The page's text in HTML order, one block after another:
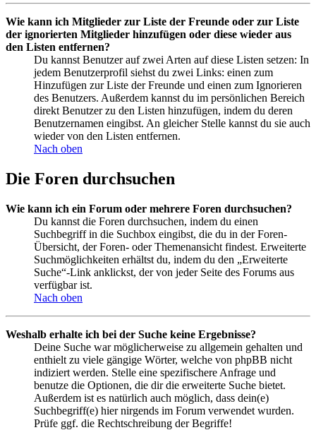
Wie kann ich Mitglieder zur Liste der Freunde oder zur Liste
der ignorierten Mitglieder hinzufügen oder diese wieder aus
den Listen entfernen?
Du kannst Benutzer auf zwei Arten auf diese Listen setzen: In
jedem Benutzerprofil siehst du zwei Links: einen zum
Hinzufügen zur Liste der Freunde und einen zum Ignorieren
des Benutzers. Außerdem kannst du im persönlichen Bereich
direkt Benutzer zu den Listen hinzufügen, indem du deren
Benutzernamen eingibst. An gleicher Stelle kannst du sie auch
wieder von den Listen entfernen.
Nach oben
Die Foren durchsuchen
Wie kann ich ein Forum oder mehrere Foren durchsuchen?
Du kannst die Foren durchsuchen, indem du einen
Suchbegriff in die Suchbox eingibst, die du in der Foren-
Übersicht, der Foren- oder Themenansicht findest. Erweiterte
Suchmöglichkeiten erhältst du, indem du den „Erweiterte
Suche“-Link anklickst, der von jeder Seite des Forums aus
verfügbar ist.
Nach oben
Weshalb erhalte ich bei der Suche keine Ergebnisse?
Deine Suche war möglicherweise zu allgemein gehalten und
enthielt zu viele gängige Wörter, welche von phpBB nicht
indiziert werden. Stelle eine spezifischere Anfrage und
benutze die Optionen, die dir die erweiterte Suche bietet.
Außerdem ist es natürlich auch möglich, dass dein(e)
Suchbegriff(e) hier nirgends im Forum verwendet wurden.
Prüfe ggf. die Rechtschreibung der Begriffe!